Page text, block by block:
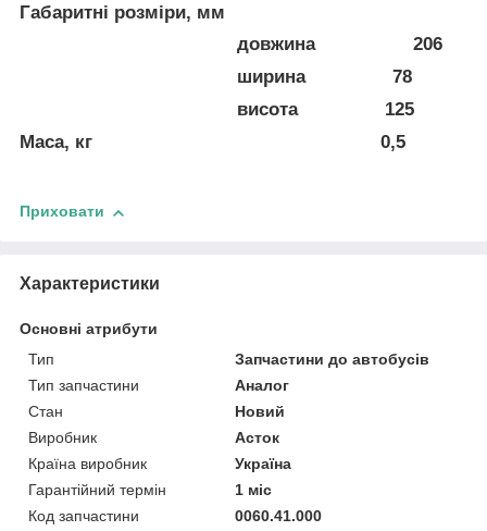
Габаритні розміри, мм
довжина 206
ширина 78
висота 125
Маса, кг 0,5
Приховати
Характеристики
Основні атрибути
Тип
Запчастини до автобусів
Тип запчастини
Аналог
Стан
Новий
Виробник
Асток
Країна виробник
Україна
Гарантійний термін
1 міс
Код запчастини
0060.41.000